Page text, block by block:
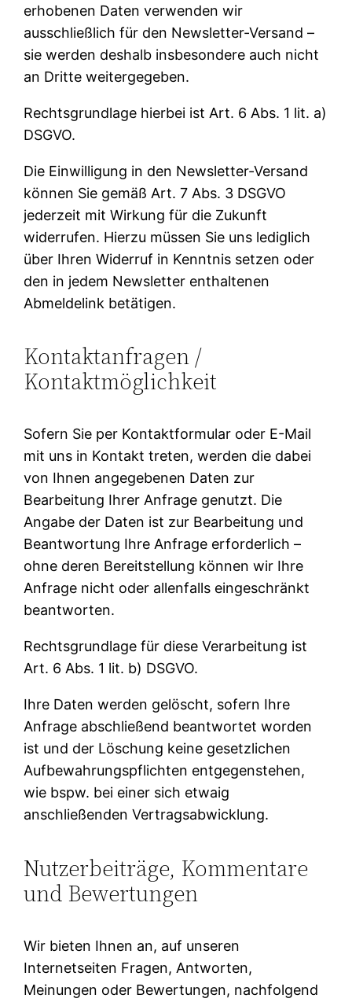
erhobenen Daten verwenden wir
ausschließlich für den Newsletter-Versand –
sie werden deshalb insbesondere auch nicht
an Dritte weitergegeben.
Rechtsgrundlage hierbei ist Art. 6 Abs. 1 lit. a)
DSGVO.
Die Einwilligung in den Newsletter-Versand
können Sie gemäß Art. 7 Abs. 3 DSGVO
jederzeit mit Wirkung für die Zukunft
widerrufen. Hierzu müssen Sie uns lediglich
über Ihren Widerruf in Kenntnis setzen oder
den in jedem Newsletter enthaltenen
Abmeldelink betätigen.
Kontaktanfragen /
Kontaktmöglichkeit
Sofern Sie per Kontaktformular oder E-Mail
mit uns in Kontakt treten, werden die dabei
von Ihnen angegebenen Daten zur
Bearbeitung Ihrer Anfrage genutzt. Die
Angabe der Daten ist zur Bearbeitung und
Beantwortung Ihre Anfrage erforderlich –
ohne deren Bereitstellung können wir Ihre
Anfrage nicht oder allenfalls eingeschränkt
beantworten.
Rechtsgrundlage für diese Verarbeitung ist
Art. 6 Abs. 1 lit. b) DSGVO.
Ihre Daten werden gelöscht, sofern Ihre
Anfrage abschließend beantwortet worden
ist und der Löschung keine gesetzlichen
Aufbewahrungspflichten entgegenstehen,
wie bspw. bei einer sich etwaig
anschließenden Vertragsabwicklung.
Nutzerbeiträge, Kommentare
und Bewertungen
Wir bieten Ihnen an, auf unseren
Internetseiten Fragen, Antworten,
Meinungen oder Bewertungen, nachfolgend